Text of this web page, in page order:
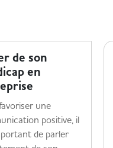
de son
en
une
positive, il
de parler